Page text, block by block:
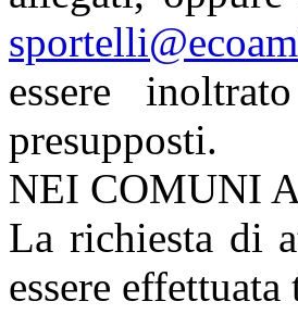
essere
presupposti.
NEI COMUNI
La richiesta di
essere